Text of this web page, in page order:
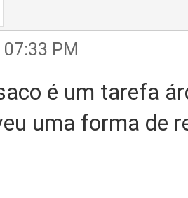
PM
é um tarefa
uma forma de